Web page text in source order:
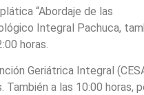
“Abordaje de las
Integral Pachuca,
horas.
Geriátrica Integral
a las 10:00 horas,